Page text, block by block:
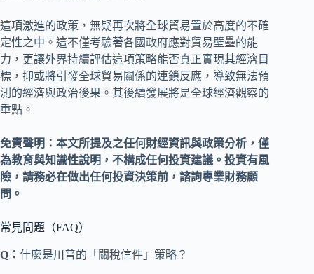
這項激進的政策，無疑再次將全球貿易置於高度的不確
定性之中。這不僅考驗著各國政府應對貿易壁壘的能
力，更讓外界持續評估這項策略能否真正實現其經濟目
標，抑或將引發全球貿易關係的連鎖反應，導致無法預
測的經濟與政治後果。其後續發展將是全球經濟觀察的
重點。
免責聲明：本文所提及之任何財經資訊與政策分析，僅
為教育與知識性說明，不構成任何投資建議。投資有風
險，請務必在做出任何投資決策前，諮詢專業財務顧
問。
常見問題（FAQ）
Q： 什麼是川普的「關稅信件」策略？